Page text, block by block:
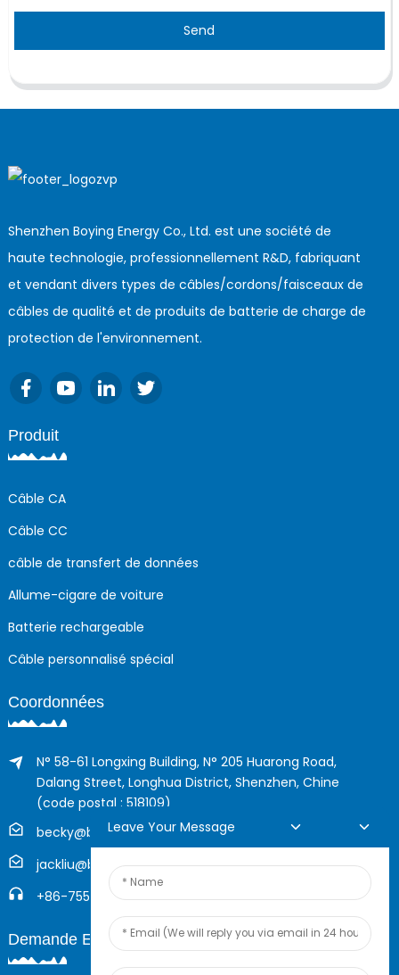
Send
Shenzhen Boying Energy Co., Ltd. est une société de
haute technologie, professionnellement R&D, fabriquant
et vendant divers types de câbles/cordons/faisceaux de
câbles de qualité et de produits de batterie de charge de
protection de l'environnement.
Produit
Câble CA
Câble CC
câble de transfert de données
Allume-cigare de voiture
Batterie rechargeable
Câble personnalisé spécial
Coordonnées
N° 58-61 Longxing Building, N° 205 Huarong Road,
Dalang Street, Longhua District, Shenzhen, Chine
(code postal : 518109)
becky@boyingcable.com
jackliu@boyingcable.com
+86-755-21014277
Demande En Ligne
Leave Your Message